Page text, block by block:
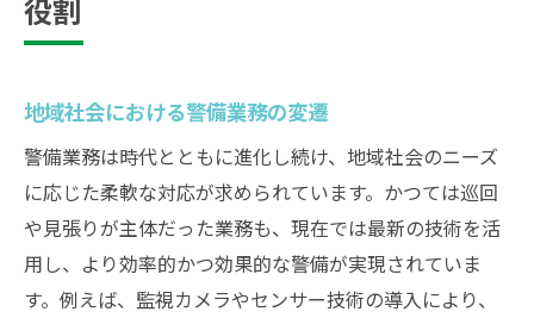
り組み
ローチ
地域コミュニケーションを重視した警備戦
略
革新技術によるリスク管理
安全性向上のための最新設備の導入
地域パートナーシップの構築とその成果
役割
地域社会における警備業務の変遷
警備業務は時代とともに進化し続け、地域社会のニーズ
に応じた柔軟な対応が求められています。かつては巡回
や見張りが主体だった業務も、現在では最新の技術を活
用し、より効率的かつ効果的な警備が実現されていま
す。例えば、監視カメラやセンサー技術の導入により、